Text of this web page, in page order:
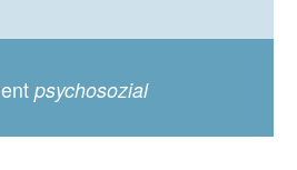
psychosozial